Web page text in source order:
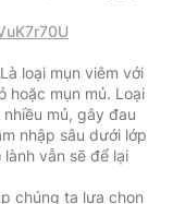
loại mụn viêm với
hoặc mụn mủ. Loại
mủ, gây đau
nhập sâu dưới lớp
vẫn sẽ để lại
chúng ta lựa chọn